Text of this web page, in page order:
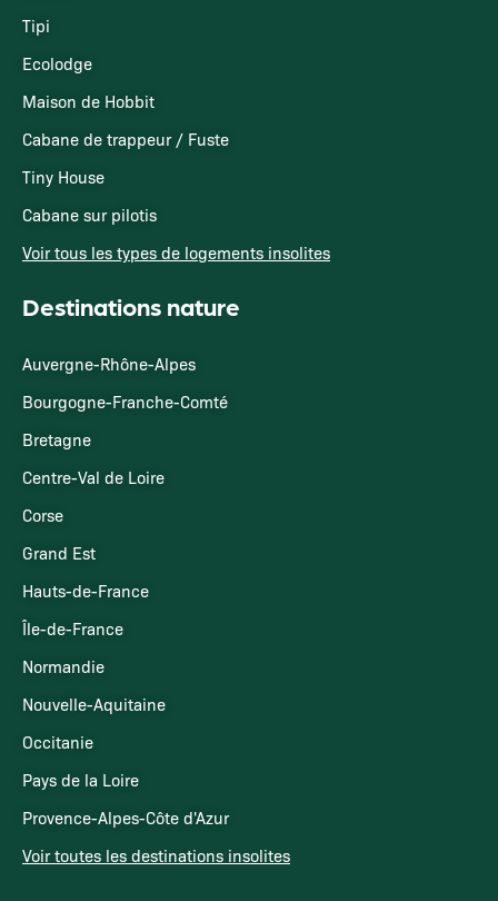
Tipi
Ecolodge
Maison de Hobbit
Cabane de trappeur / Fuste
Tiny House
Cabane sur pilotis
Voir tous les types de logements insolites
Destinations nature
Auvergne-Rhône-Alpes
Bourgogne-Franche-Comté
Bretagne
Centre-Val de Loire
Corse
Grand Est
Hauts-de-France
Île-de-France
Normandie
Nouvelle-Aquitaine
Occitanie
Pays de la Loire
Provence-Alpes-Côte d'Azur
Voir toutes les destinations insolites